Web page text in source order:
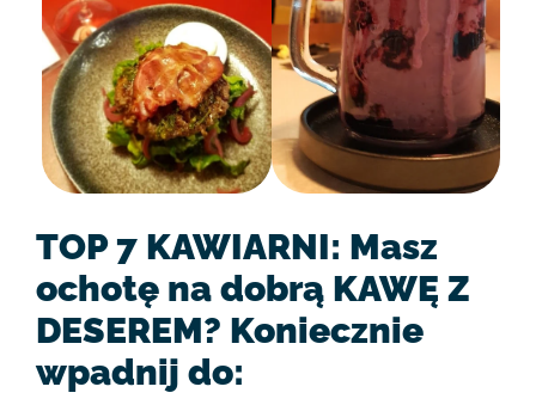
TOP 7 KAWIARNI: Masz
ochotę na dobrą KAWĘ Z
DESEREM? Koniecznie
wpadnij do: